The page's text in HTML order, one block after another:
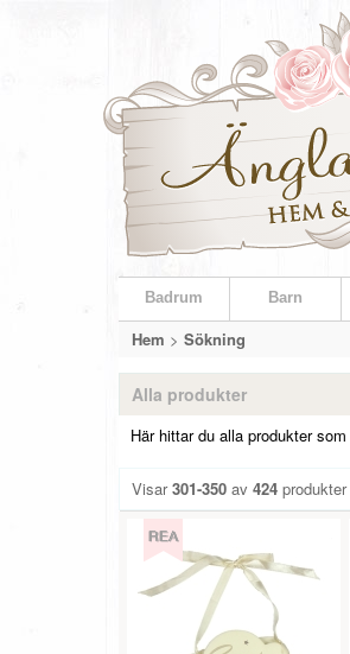
Badrum Barn
Hem > Sökning
Alla produkter
Här hittar du alla produkter
Visar301-350av 424produkter